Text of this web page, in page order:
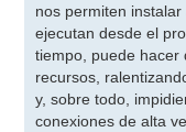
nos permiten
ejecutan desde el
tiempo, puede hacer
recursos,
y, sobre todo,
conexiones de alta